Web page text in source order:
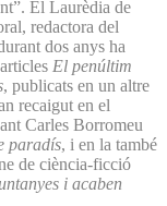
El Laurèdia de
redactora del
dos anys ha
El penúltim
, publicats en un altre
recaigut en el
Carles Borromeu
paradís, i en la també
de ciència-ficció
i acaben